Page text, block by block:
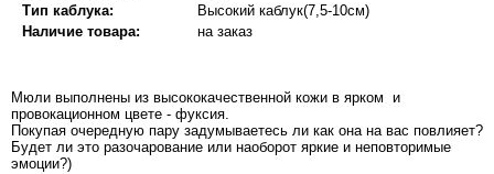
Тип каблука:
Высокий каблук(7,5-10см)
Наличие товара:
на заказ
Мюли выполнены из высококачественной кожи в ярком и
провокационном цвете - фуксия.
Покупая очередную пару задумываетесь ли как она на вас повлияет?
Будет ли это разочарование или наоборот яркие и неповторимые
эмоции?)